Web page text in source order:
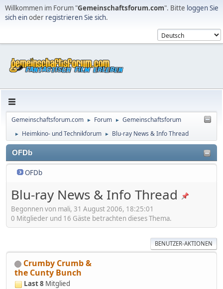
Willkommen im Forum "Gemeinschaftsforum.com". Bitte loggen Sie
sich einoder registrieren Sie sich.
Gemeinschaftsforum.com ► Forum ► Gemeinschaftsforum
► Heimkino- und Technikforum ► Blu-ray News & Info Thread
OFDb
OFDb
Blu-ray News & Info Thread
Begonnen von mali, 31 August 2006, 18:25:01
0 Mitglieder und 16 Gäste betrachten dieses Thema.
BENUTZER-AKTIONEN
Crumby Crumb &
the Cunty Bunch
Last 8 Mitglied